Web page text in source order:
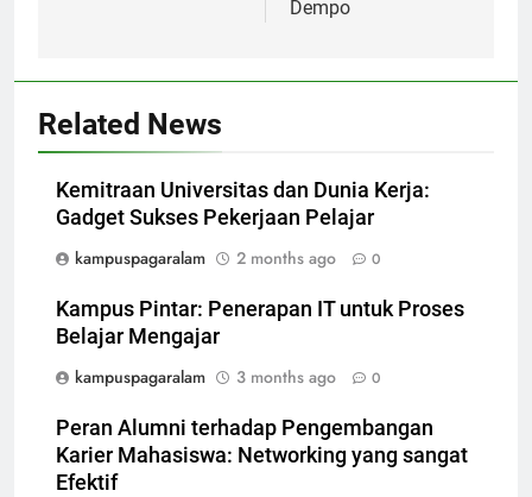
Dempo
Related News
Kemitraan Universitas dan Dunia Kerja:
Gadget Sukses Pekerjaan Pelajar
kampuspagaralam
2 months ago 0
Kampus Pintar: Penerapan IT untuk Proses
Belajar Mengajar
kampuspagaralam
3 months ago 0
Peran Alumni terhadap Pengembangan
Karier Mahasiswa: Networking yang sangat
Efektif